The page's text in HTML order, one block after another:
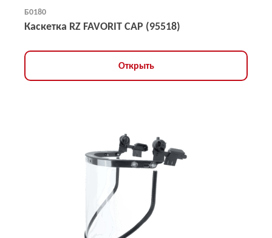
Б0180
Каскетка RZ FAVORIT CAP (95518)
Открыть